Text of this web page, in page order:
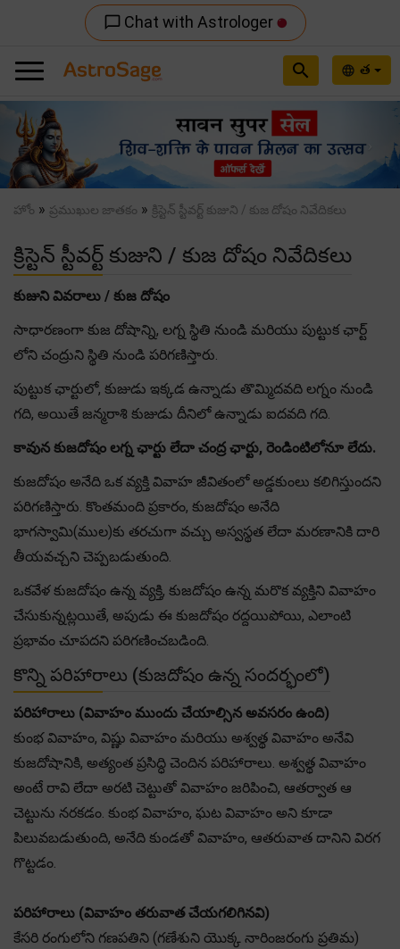
chat_bubble_outline Chat with Astrologer
language త
search
Previous
హోం » ప్రముఖుల జాతకం » క్రిస్టెన్ స్టీవర్ట్ కుజుని / కుజ దోషం నివేదికలు
క్రిస్టెన్ స్టీవర్ట్ కుజుని / కుజ దోషం నివేదికలు
కుజుని వివరాలు / కుజ దోషం
సాధారణంగా కుజ దోషాన్ని, లగ్న స్థితి నుండి మరియు పుట్టుక ఛార్ట్
లోని చంద్రుని స్థితి నుండి పరిగణిస్తారు.
పుట్టుక ఛార్టులో, కుజుడు ఇక్కడ ఉన్నాడు తొమ్మిదవది లగ్నం నుండి
గది, అయితే జన్మరాశి కుజుడు దీనిలో ఉన్నాడు ఐదవది గది.
కావున కుజదోషం లగ్న ఛార్టు లేదా చంద్ర ఛార్టు, రెండింటిలోనూ లేదు.
కుజదోషం అనేది ఒక వ్యక్తి వివాహ జీవితంలో అడ్డకుంలు కలిగిస్తుందని
పరిగణిస్తారు. కొంతమంది ప్రకారం, కుజదోషం అనేది
భాగస్వామి(ముల)కు తరచుగా వచ్చు అస్వస్థత లేదా మరణానికి దారి
తీయవచ్చని చెప్పబడుతుంది.
ఒకవేళ కుజదోషం ఉన్న వ్యక్తి, కుజదోషం ఉన్న మరొక వ్యక్తిని వివాహం
చేసుకున్నట్లయితే, అపుడు ఈ కుజదోషం రద్దయిపోయి, ఎలాంటి
ప్రభావం చూపదని పరిగణించబడింది.
కొన్ని పరిహారాలు (కుజదోషం ఉన్న సందర్భంలో)
పరిహారాలు (వివాహం ముందు చేయాల్సిన అవసరం ఉంది)
కుంభ వివాహం, విష్ణు వివాహం మరియు అశ్వత్థ వివాహం అనేవి
కుజదోషానికి, అత్యంత ప్రసిద్ధి చెందిన పరిహారాలు. అశ్వత్థ వివాహం
అంటే రావి లేదా అరటి చెట్టుతో వివాహం జరిపించి, ఆతర్వాత ఆ
చెట్టును నరకడం. కుంభ వివాహం, ఘట వివాహం అని కూడా
పిలువబడుతుంది, అనేది కుండతో వివాహం, ఆతరువాత దానిని విరగ
గొట్టడం.
పరిహారాలు (వివాహం తరువాత చేయగలిగినవి)
కేసరి రంగులోని గణపతిని (గణేశుని యొక్క నారింజరంగు ప్రతిమ)